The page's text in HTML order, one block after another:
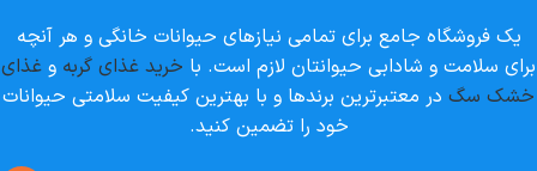
یک فروشگاه جامع برای تمامی نیازهای حیوانات خانگی و هر آنچه
برای سلامت و شادابی حیوانتان لازم است. با خرید غذای گربه و غذای
خشک سگ در معتبرترین برندها و با بهترین کیفیت سلامتی حیوانات
خود را تضمین کنید.